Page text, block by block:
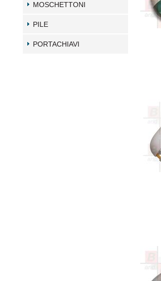
MOSCHETTONI
PILE
PORTACHIAVI